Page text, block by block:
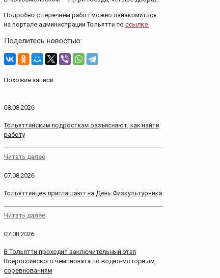
Подробно с перечнем работ можно ознакомиться
на портале администрации Тольятти по ссылке
Поделитесь новостью:
Похожие записи
08.08.2026
Тольяттинским подросткам разъясняют, как найти
работу
Читать далее
07.08.2026
Тольяттинцев приглашают на День Физкультурника
Читать далее
07.08.2026
В Тольятти проходит заключительный этап
Всероссийского чемпионата по водно-моторным
соревнованиям